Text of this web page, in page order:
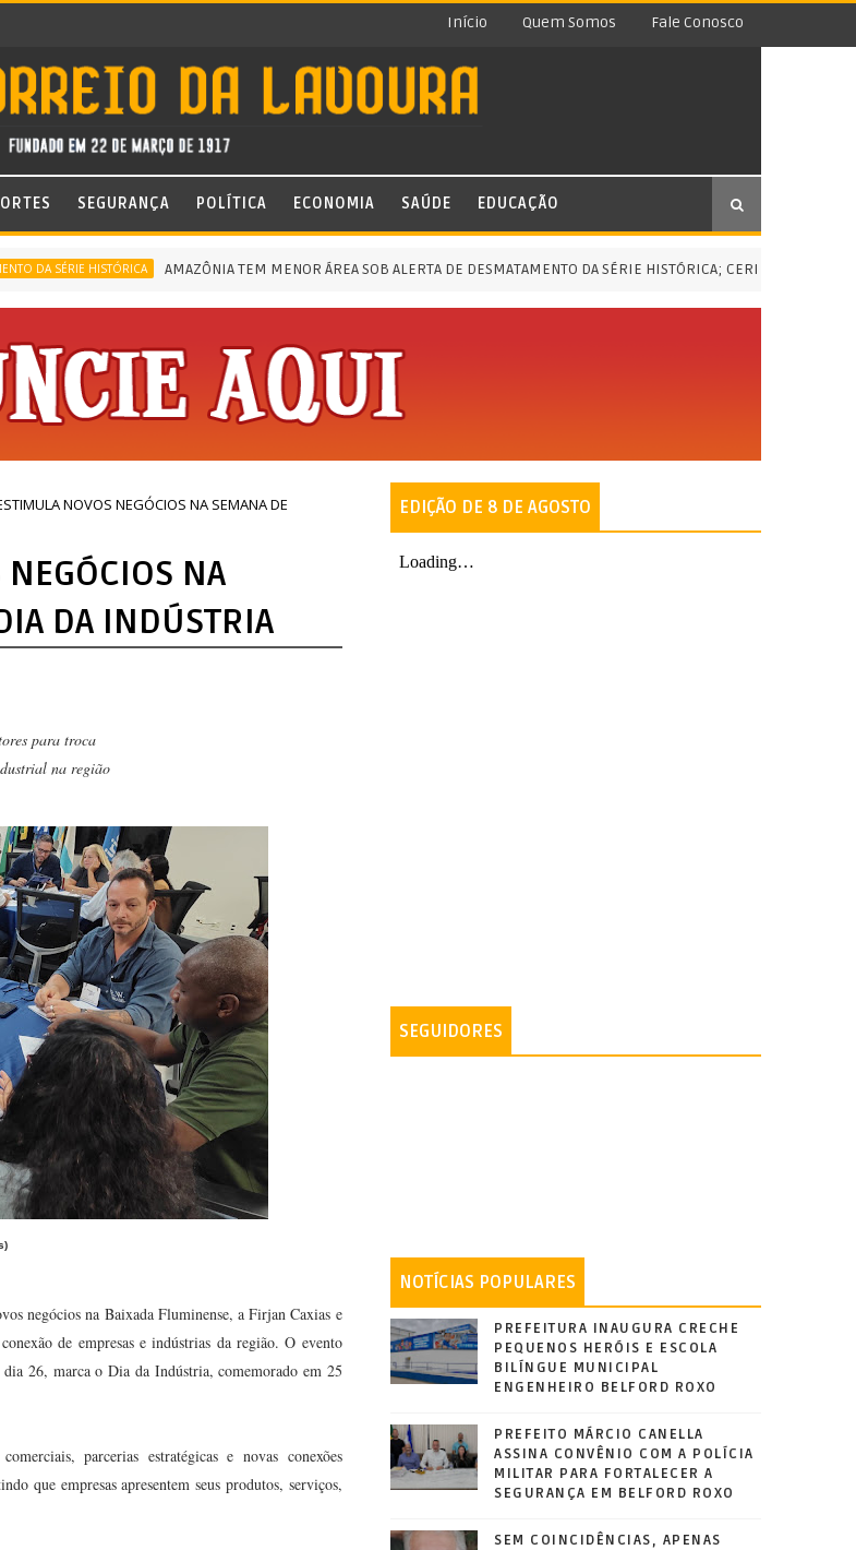
Início Quem Somos Fale Conosco
SEGURANÇA POLÍTICA ECONOMIA SAÚDE EDUCAÇÃO
SÉRIE HISTÓRICA AMAZÔNIA TEM MENOR ÁREA SOB ALERTA DE DESMATAMENTO DA SÉRIE HISTÓRICA; CERRADO, A MENOR EM
NOVOS NEGÓCIOS NA SEMANA DE
NA
DA INDÚSTRIA
para troca
na região
negócios na Baixada Fluminense, a Firjan Caxias e
de empresas e indústrias da região. O evento
dia 26, marca o Dia da Indústria, comemorado em 25
parcerias estratégicas e novas conexões
que empresas apresentem seus produtos, serviços,
EDIÇÃO DE 8 DE AGOSTO
SEGUIDORES
NOTÍCIAS POPULARES
PREFEITURA INAUGURA CRECHE
PEQUENOS HERÓIS E ESCOLA
BILÍNGUE MUNICIPAL
ENGENHEIRO BELFORD ROXO
PREFEITO MÁRCIO CANELLA
ASSINA CONVÊNIO COM A POLÍCIA
MILITAR PARA FORTALECER A
SEGURANÇA EM BELFORD ROXO
SEM COINCIDÊNCIAS, APENAS